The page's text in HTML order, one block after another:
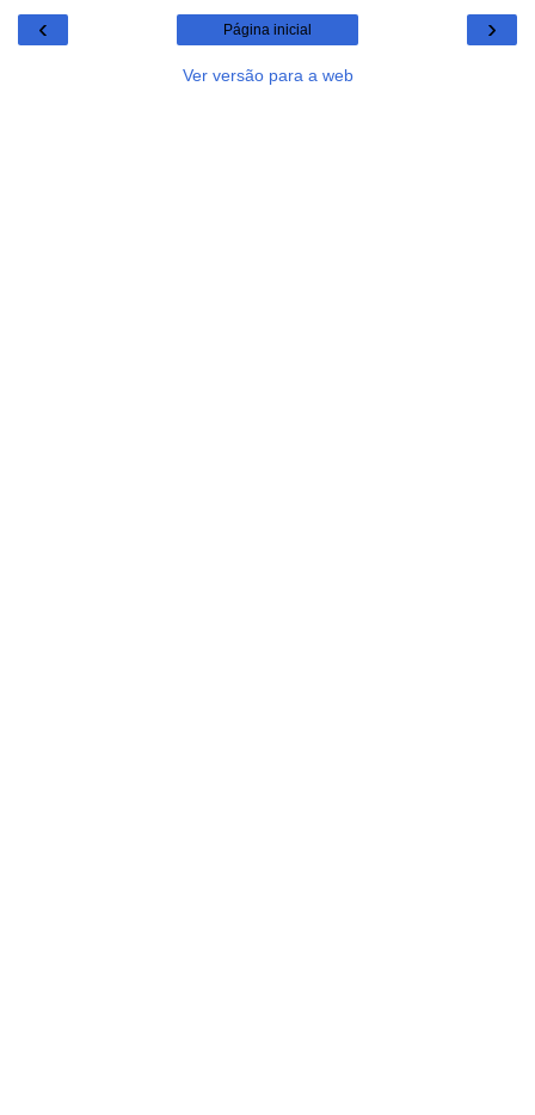
‹ ›
Página inicial
Ver versão para a web